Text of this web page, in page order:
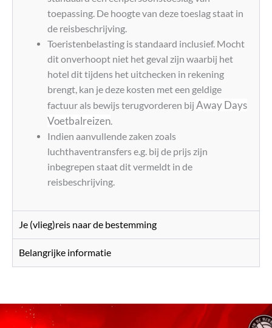
toepassing. De hoogte van deze toeslag staat in
de reisbeschrijving.
Toeristenbelasting is standaard inclusief. Mocht
dit onverhoopt niet het geval zijn waarbij het
hotel dit tijdens het uitchecken in rekening
brengt, kan je deze kosten met een geldige
factuur als bewijs terugvorderen bij Away Days
Voetbalreizen.
Indien aanvullende zaken zoals
luchthaventransfers e.g. bij de prijs zijn
inbegrepen staat dit vermeldt in de
reisbeschrijving.
Je (vlieg)reis naar de bestemming
Belangrijke informatie